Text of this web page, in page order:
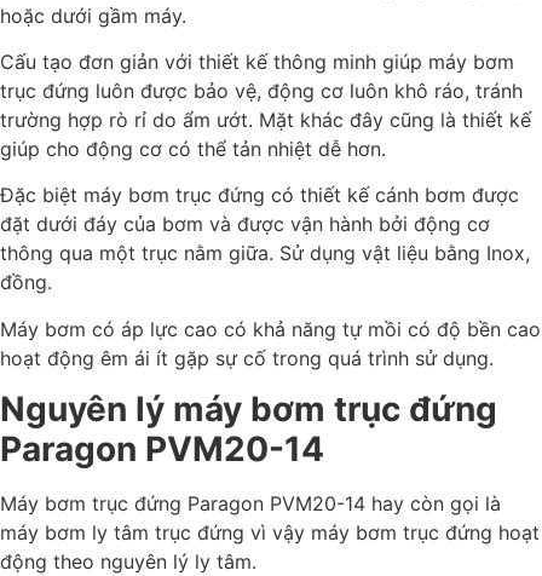
hoặc dưới gầm máy.
Cấu tạo đơn giản với thiết kế thông minh giúp máy bơm
trục đứng luôn được bảo vệ, động cơ luôn khô ráo, tránh
trường hợp rò rỉ do ẩm ướt. Mặt khác đây cũng là thiết kế
giúp cho động cơ có thể tản nhiệt dễ hơn.
Đặc biệt máy bơm trục đứng có thiết kế cánh bơm được
đặt dưới đáy của bơm và được vận hành bởi động cơ
thông qua một trục nằm giữa. Sử dụng vật liệu bằng Inox,
đồng.
Máy bơm có áp lực cao có khả năng tự mồi có độ bền cao
hoạt động êm ái ít gặp sự cố trong quá trình sử dụng.
Nguyên lý máy bơm trục đứng
Paragon PVM20-14
Máy bơm trục đứng Paragon PVM20-14 hay còn gọi là
máy bơm ly tâm trục đứng vì vậy máy bơm trục đứng hoạt
động theo nguyên lý ly tâm.